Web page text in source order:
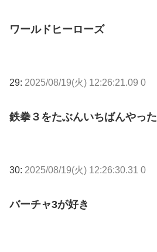
ワールドヒーローズ
29: 2025/08/19(火) 12:26:21.09 0
鉄拳３をたぶんいちばんやった
30: 2025/08/19(火) 12:26:30.31 0
バーチャ3が好き